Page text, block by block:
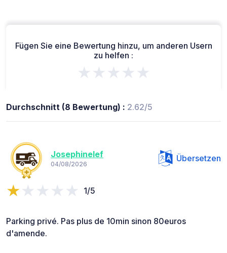
Fügen Sie eine Bewertung hinzu, um anderen Usern
zu helfen :
★★★★★
Durchschnitt (8 Bewertung) : 2.62/5
Josephinelef
04/08/2026
Übersetzen
1/5
Parking privé. Pas plus de 10min sinon 80euros
d'amende.